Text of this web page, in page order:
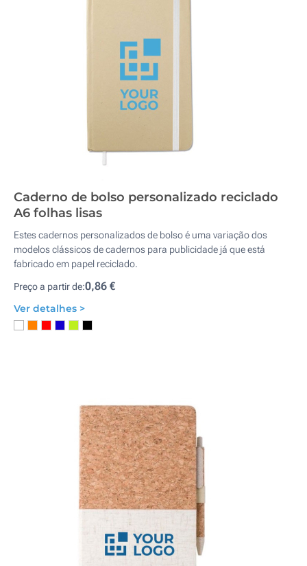
Caderno de bolso personalizado reciclado
A6 folhas lisas
Estes cadernos personalizados de bolso é uma variação dos
modelos clássicos de cadernos para publicidade já que está
fabricado em papel reciclado.
Preço a partir de:0,86 €
Ver detalhes >